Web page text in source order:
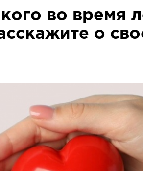
во время
о